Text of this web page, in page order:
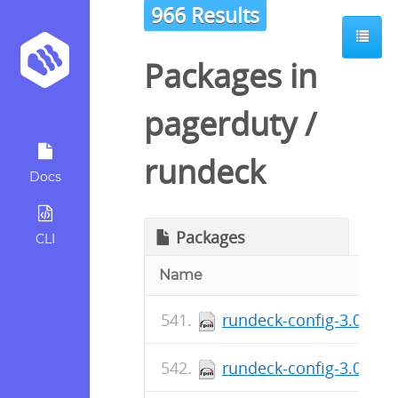
Docs
CLI
966 Results
Packages in
pagerduty/
rundeck
Packages
Name
rundeck-config-
rundeck-config-